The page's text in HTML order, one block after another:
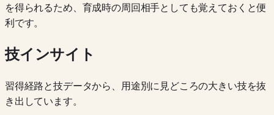
を得られるため、育成時の周回相手としても覚えておくと便
利です。
技インサイト
習得経路と技データから、用途別に見どころの大きい技を抜
き出しています。